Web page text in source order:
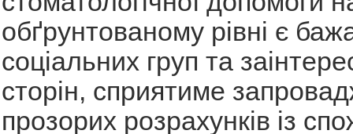
обґрунтованому рівні є
соціальних груп та
сторін, сприятиме
прозорих розрахунків із